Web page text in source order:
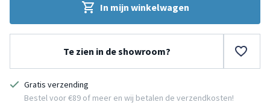
In mijn winkelwagen
Te zien in de showroom?
Gratis verzending
Bestel voor €89 of meer en wij betalen de verzendkosten!